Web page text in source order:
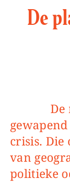
De
De mensen zijn stevig ongelijk
crisis. Die
van
politieke